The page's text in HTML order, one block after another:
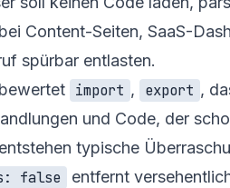
Content-Seiten, SaaS-
spürbar entlasten.
import , export ,
und Code, der
typische
false
entfernt